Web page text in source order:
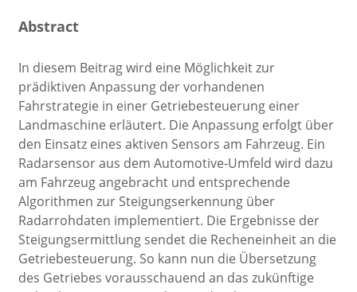
Abstract
In diesem Beitrag wird eine Möglichkeit zur
prädiktiven Anpassung der vorhandenen
Fahrstrategie in einer Getriebesteuerung einer
Landmaschine erläutert. Die Anpassung erfolgt über
den Einsatz eines aktiven Sensors am Fahrzeug. Ein
Radarsensor aus dem Automotive-Umfeld wird dazu
am Fahrzeug angebracht und entsprechende
Algorithmen zur Steigungserkennung über
Radarrohdaten implementiert. Die Ergebnisse der
Steigungsermittlung sendet die Recheneinheit an die
Getriebesteuerung. So kann nun die Übersetzung
des Getriebes vorausschauend an das zukünftige